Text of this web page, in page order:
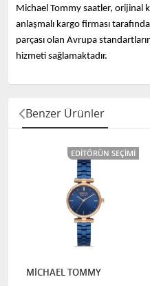
Michael Tommy saatler, orijinal
anlaşmalı kargo firması
parçası olan Avrupa
hizmeti sağlamaktadır.
Benzer Ürünler
EDITÖRÜN SEÇIMI
MİCHAEL TOMMY